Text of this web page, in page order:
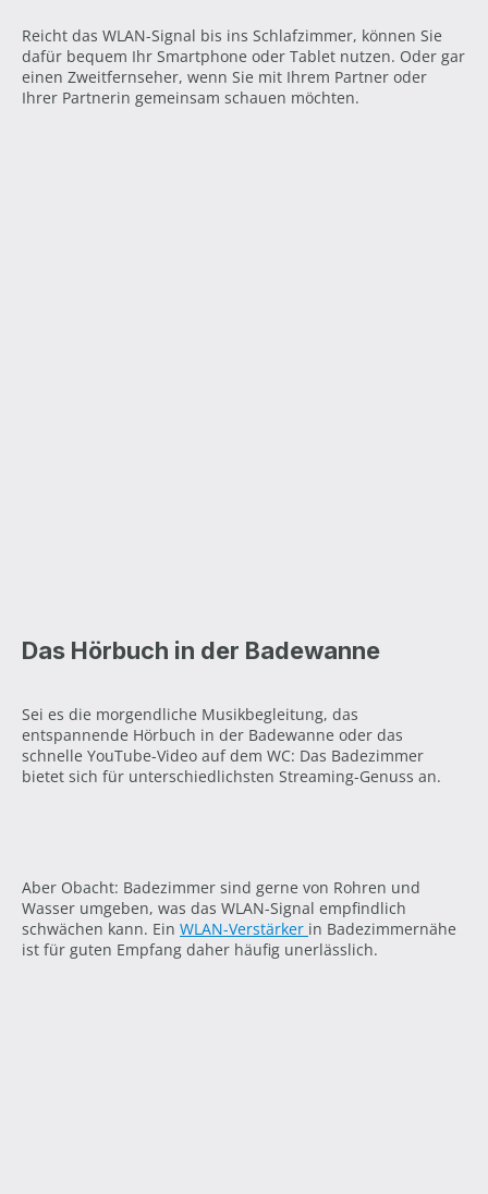
Reicht das WLAN-Signal bis ins Schlafzimmer, können Sie
dafür bequem Ihr Smartphone oder Tablet nutzen. Oder gar
einen Zweitfernseher, wenn Sie mit Ihrem Partner oder
Ihrer Partnerin gemeinsam schauen möchten.
Das Hörbuch in der Badewanne
Sei es die morgendliche Musikbegleitung, das
entspannende Hörbuch in der Badewanne oder das
schnelle YouTube-Video auf dem WC: Das Badezimmer
bietet sich für unterschiedlichsten Streaming-Genuss an.
Aber Obacht: Badezimmer sind gerne von Rohren und
Wasser umgeben, was das WLAN-Signal empfindlich
schwächen kann. Ein WLAN-Verstärker in Badezimmernähe
ist für guten Empfang daher häufig unerlässlich.